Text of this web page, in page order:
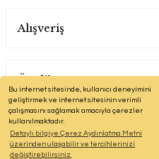
Bu internet sitesinde, kullanıcı deneyimini
geliştirmek ve internet sitesinin verimli
çalışmasını sağlamak amacıyla çerezler
kullanılmaktadır.
Detaylı bilgiye Çerez Aydınlatma Metni
üzerinden ulaşabilir ve tercihlerinizi
değiştirebilirsiniz.
Alışveriş
Üyelik